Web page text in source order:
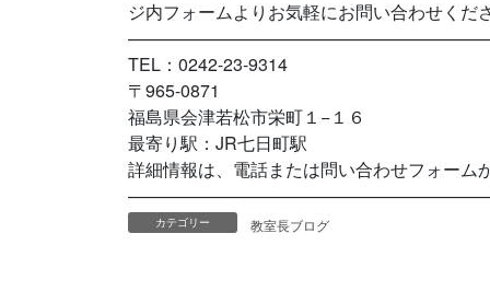
ジ内フォームよりお気軽にお問い合わせくだ
TEL：0242-23-9314
〒965-0871
福島県会津若松市栄町１−１６
最寄り駅：JR七日町駅
詳細情報は、電話または問い合わせフォーム
カテゴリー 教室長ブログ